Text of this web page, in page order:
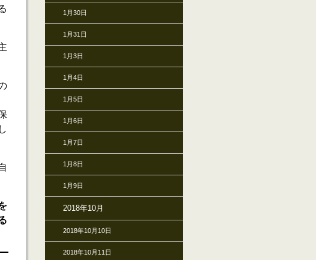
1月30日
1月31日
1月3日
1月4日
1月5日
1月6日
1月7日
1月8日
1月9日
2018年10月
2018年10月10日
2018年10月11日